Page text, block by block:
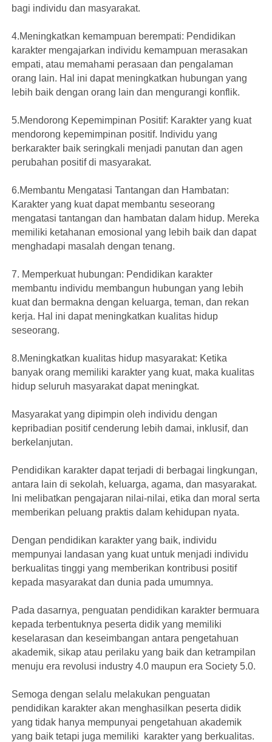
bagi individu dan masyarakat.
4.Meningkatkan kemampuan berempati: Pendidikan
karakter mengajarkan individu kemampuan merasakan
empati, atau memahami perasaan dan pengalaman
orang lain. Hal ini dapat meningkatkan hubungan yang
lebih baik dengan orang lain dan mengurangi konflik.
5.Mendorong Kepemimpinan Positif: Karakter yang kuat
mendorong kepemimpinan positif. Individu yang
berkarakter baik seringkali menjadi panutan dan agen
perubahan positif di masyarakat.
6.Membantu Mengatasi Tantangan dan Hambatan:
Karakter yang kuat dapat membantu seseorang
mengatasi tantangan dan hambatan dalam hidup. Mereka
memiliki ketahanan emosional yang lebih baik dan dapat
menghadapi masalah dengan tenang.
7. Memperkuat hubungan: Pendidikan karakter
membantu individu membangun hubungan yang lebih
kuat dan bermakna dengan keluarga, teman, dan rekan
kerja. Hal ini dapat meningkatkan kualitas hidup
seseorang.
8.Meningkatkan kualitas hidup masyarakat: Ketika
banyak orang memiliki karakter yang kuat, maka kualitas
hidup seluruh masyarakat dapat meningkat.
Masyarakat yang dipimpin oleh individu dengan
kepribadian positif cenderung lebih damai, inklusif, dan
berkelanjutan.
Pendidikan karakter dapat terjadi di berbagai lingkungan,
antara lain di sekolah, keluarga, agama, dan masyarakat.
Ini melibatkan pengajaran nilai-nilai, etika dan moral serta
memberikan peluang praktis dalam kehidupan nyata.
Dengan pendidikan karakter yang baik, individu
mempunyai landasan yang kuat untuk menjadi individu
berkualitas tinggi yang memberikan kontribusi positif
kepada masyarakat dan dunia pada umumnya.
Pada dasarnya, penguatan pendidikan karakter bermuara
kepada terbentuknya peserta didik yang memiliki
keselarasan dan keseimbangan antara pengetahuan
akademik, sikap atau perilaku yang baik dan ketrampilan
menuju era revolusi industry 4.0 maupun era Society 5.0.
Semoga dengan selalu melakukan penguatan
pendidikan karakter akan menghasilkan peserta didik
yang tidak hanya mempunyai pengetahuan akademik
yang baik tetapi juga memiliki karakter yang berkualitas.